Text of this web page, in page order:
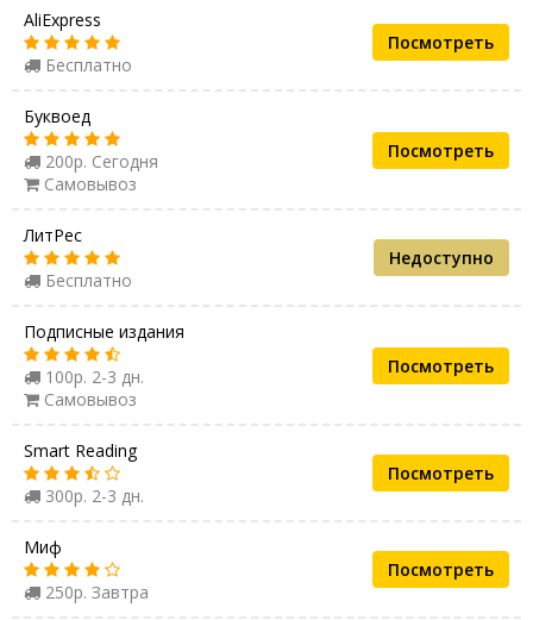
AliExpress
Бесплатно
Посмотреть
Буквоед
200р. Сегодня
Самовывоз
Посмотреть
ЛитРес
Бесплатно
Недоступно
Подписные издания
100р. 2-3 дн.
Самовывоз
Посмотреть
Smart Reading
300р. 2-3 дн.
Посмотреть
Миф
250р. Завтра
Посмотреть